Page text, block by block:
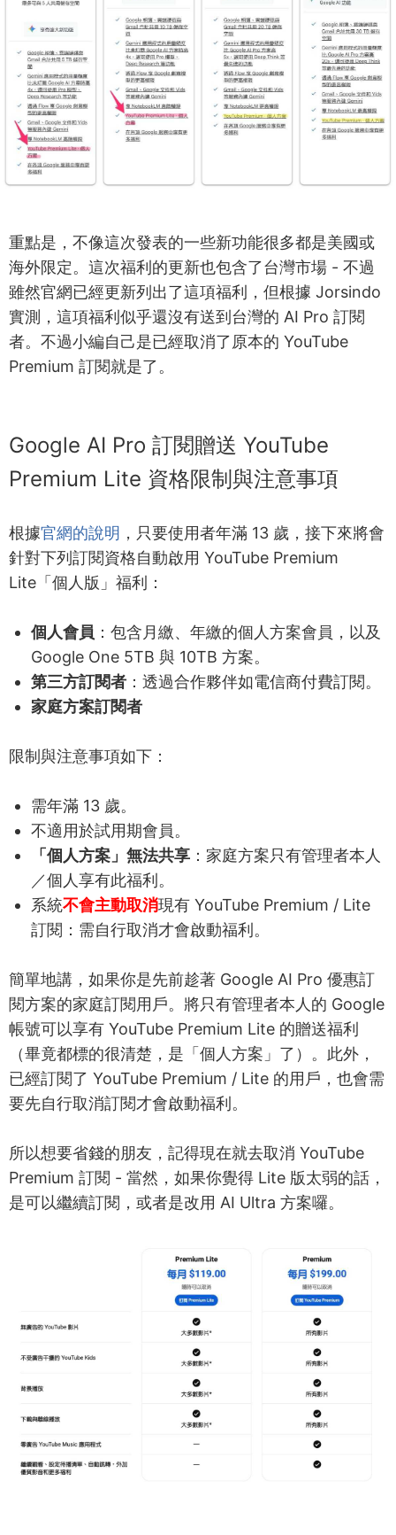
重點是，不像這次發表的一些新功能很多都是美國或
海外限定。這次福利的更新也包含了台灣市場 - 不過
雖然官網已經更新列出了這項福利，但根據 Jorsindo
實測，這項福利似乎還沒有送到台灣的 AI Pro 訂閱
者。不過小編自己是已經取消了原本的 YouTube
Premium 訂閱就是了。
Google AI Pro 訂閱贈送 YouTube
Premium Lite 資格限制與注意事項
根據官網的說明 ，只要使用者年滿 13 歲，接下來將會
針對下列訂閱資格自動啟用 YouTube Premium
Lite「個人版」福利：
個人會員 ：包含月繳、年繳的個人方案會員，以及
Google One 5TB 與 10TB 方案。
第三方訂閱者 ：透過合作夥伴如電信商付費訂閱。
家庭方案訂閱者
限制與注意事項如下：
需年滿 13 歲。
不適用於試用期會員。
「個人方案」無法共享 ：家庭方案只有管理者本人
／個人享有此福利。
系統不會主動取消現有 YouTube Premium / Lite
訂閱：需自行取消才會啟動福利。
簡單地講，如果你是先前趁著 Google AI Pro 優惠訂
閱方案的家庭訂閱用戶。將只有管理者本人的 Google
帳號可以享有 YouTube Premium Lite 的贈送福利
（畢竟都標的很清楚，是「個人方案」了）。此外，
已經訂閱了 YouTube Premium / Lite 的用戶，也會需
要先自行取消訂閱才會啟動福利。
所以想要省錢的朋友，記得現在就去取消 YouTube
Premium 訂閱 - 當然，如果你覺得 Lite 版太弱的話，
是可以繼續訂閱，或者是改用 AI Ultra 方案囉。